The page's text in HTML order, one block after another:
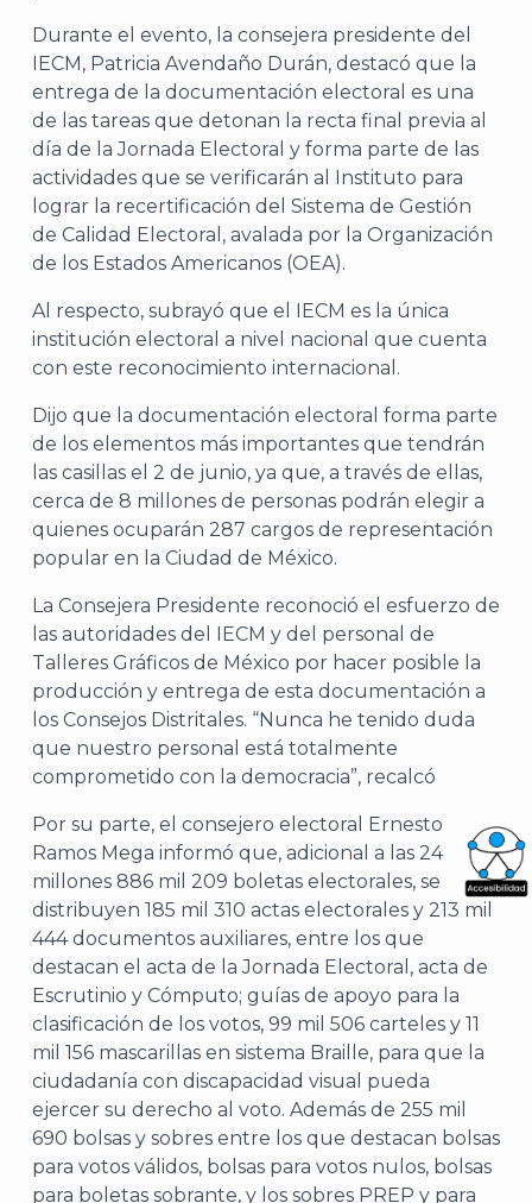
Durante el evento, la consejera presidente del
IECM, Patricia Avendaño Durán, destacó que la
entrega de la documentación electoral es una
de las tareas que detonan la recta final previa al
día de la Jornada Electoral y forma parte de las
actividades que se verificarán al Instituto para
lograr la recertificación del Sistema de Gestión
de Calidad Electoral, avalada por la Organización
de los Estados Americanos (OEA).
Al respecto, subrayó que el IECM es la única
institución electoral a nivel nacional que cuenta
con este reconocimiento internacional.
Dijo que la documentación electoral forma parte
de los elementos más importantes que tendrán
las casillas el 2 de junio, ya que, a través de ellas,
cerca de 8 millones de personas podrán elegir a
quienes ocuparán 287 cargos de representación
popular en la Ciudad de México.
La Consejera Presidente reconoció el esfuerzo de
las autoridades del IECM y del personal de
Talleres Gráficos de México por hacer posible la
producción y entrega de esta documentación a
los Consejos Distritales. “Nunca he tenido duda
que nuestro personal está totalmente
comprometido con la democracia”, recalcó
Por su parte, el consejero electoral Ernesto
Ramos Mega informó que, adicional a las 24
millones 886 mil 209 boletas electorales, se
distribuyen 185 mil 310 actas electorales y 213 mil
444 documentos auxiliares, entre los que
destacan el acta de la Jornada Electoral, acta de
Escrutinio y Cómputo; guías de apoyo para la
clasificación de los votos, 99 mil 506 carteles y 11
mil 156 mascarillas en sistema Braille, para que la
ciudadanía con discapacidad visual pueda
ejercer su derecho al voto. Además de 255 mil
690 bolsas y sobres entre los que destacan bolsas
para votos válidos, bolsas para votos nulos, bolsas
para boletas sobrante, y los sobres PREP y para